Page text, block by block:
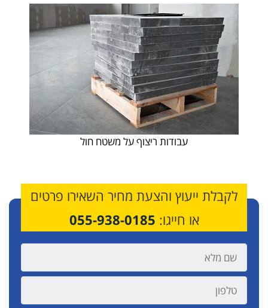
עבודות ריצוף על משטח חול
לקבלת ייעוץ והצעת מחיר השאירו פרטים
או חייגו: 055-938-0185